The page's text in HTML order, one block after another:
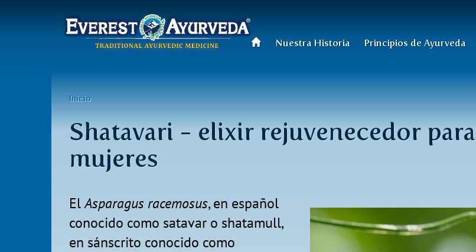
Menú
principal
Nuestra Historia Principios de Ayurveda
Usted
está
aquí
Inicio
Shatavari - elixir rejuvenecedor para
mujeres
ElAsparagus racemosus, en español
conocido como satavar o shatamull,
en sánscrito conocido como